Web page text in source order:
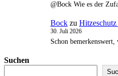
@Bock Wie es der
Bock zu
30. Juli 2026
Schon
Suchen